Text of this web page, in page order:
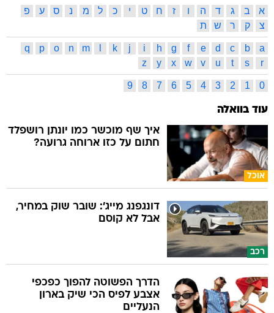
א ב ג ד ה ו ז ח ט י כ ל מ נ ס ע
פ
צ
ק ר ש ת
a
b
c
d
e
f
g
h
i
j
k
m
n
o
p
q
r
s
t
u
v
w
x
y
z
0
1
2
3
4
5
6
7
8
9
עוד בוואלה
אוכל
איך שף מוכשר כמו יונתן רושפלד
חתום על כזו ארוחה גרועה?
רכב
דונגפנג מייג': שובר שוק במחיר,
אבל לא קוסם
הדרך הפשוטה להפוך כפכפי
אצבע לפיס הכי שיק בארון
הנעליים